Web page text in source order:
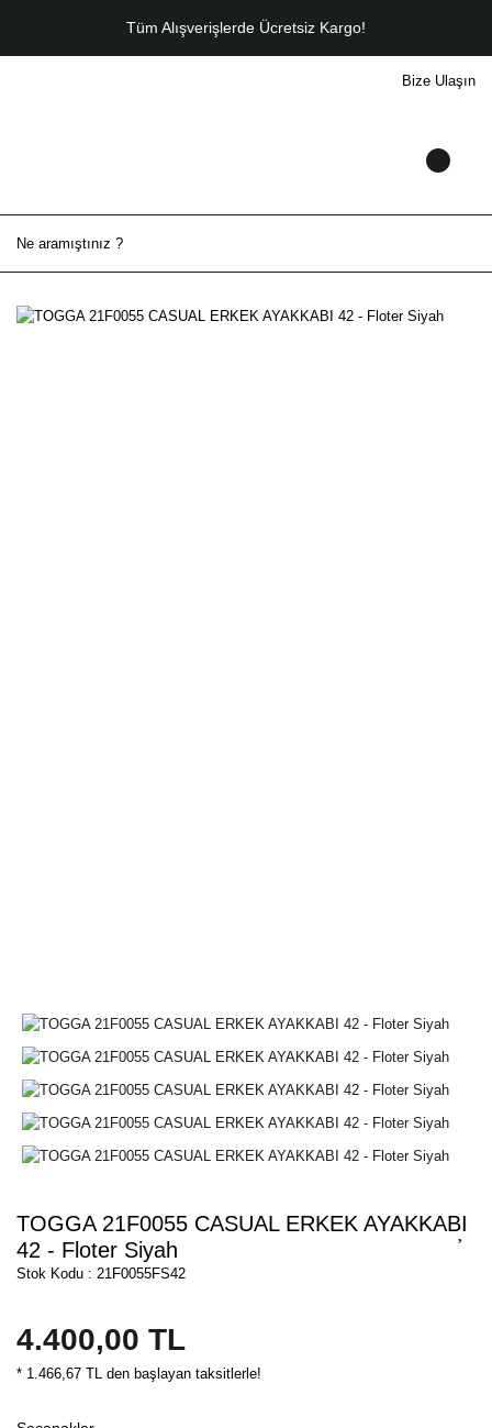
Tüm Alışverişlerde Ücretsiz Kargo!
Bize Ulaşın
TOGGA 21F0055 CASUAL ERKEK AYAKKABI
42 - Floter Siyah
Stok Kodu : 21F0055FS42
4.400,00 TL
* 1.466,67 TL den başlayan taksitlerle!